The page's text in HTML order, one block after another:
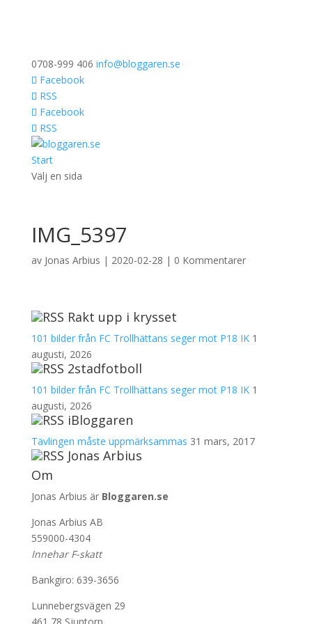
0708-999 406 info@bloggaren.se
Facebook
RSS
Facebook
RSS
Start
Välj en sida
IMG_5397
av Jonas Arbius | 2020-02-28 | 0 Kommentarer
Rakt upp i krysset
101 bilder från FC Trollhättans seger mot P18 IK 1
augusti, 2026
2stadfotboll
101 bilder från FC Trollhättans seger mot P18 IK 1
augusti, 2026
iBloggaren
Tävlingen måste uppmärksammas 31 mars, 2017
Jonas Arbius
Om
Jonas Arbius är Bloggaren.se
Jonas Arbius AB
559000-4304
Innehar F-skatt
Bankgiro: 639-3656
Lunnebergsvägen 29